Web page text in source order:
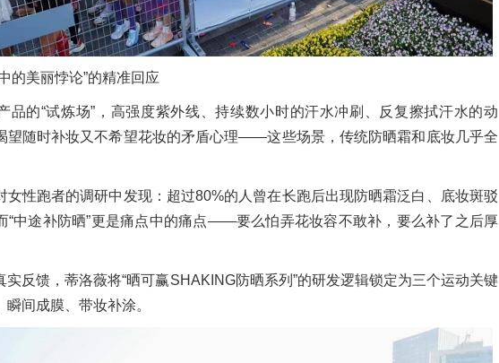
的美丽悖论”的精准回应
品的“试炼场”，高强度紫外线、持续数小时的汗水冲刷、反复擦拭汗水的动
望随时补妆又不希望花妆的矛盾心理——这些场景，传统防晒霜和底妆几乎全
女性跑者的调研中发现：超过80%的人曾在长跑后出现防晒霜泛白、底妆斑驳
“中途补防晒”更是痛点中的痛点——要么怕弄花妆容不敢补，要么补了之后厚
实反馈，蒂洛薇将“晒可赢SHAKING防晒系列”的研发逻辑锁定为三个运动关键
间成膜、带妆补涂。